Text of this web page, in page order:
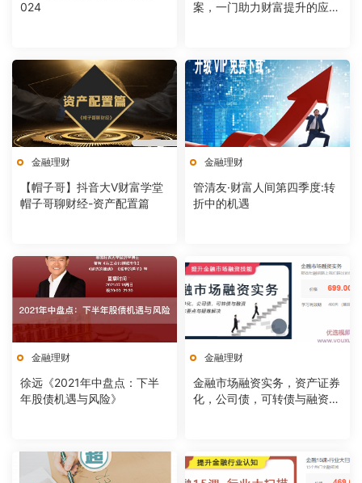
024
案，一门助力财富提升的应用
金融理财
【帽子哥】抖音大V财富学堂
帽子哥聊财经-资产配置篇
金融理财
管清友·财富人间第四季度:转
折中的机遇
金融理财
徐远《2021年中盘点：下半
年股债机遇与风险》
金融理财
金融市场融资实务，资产证券
化，公司债，可转债与融资租